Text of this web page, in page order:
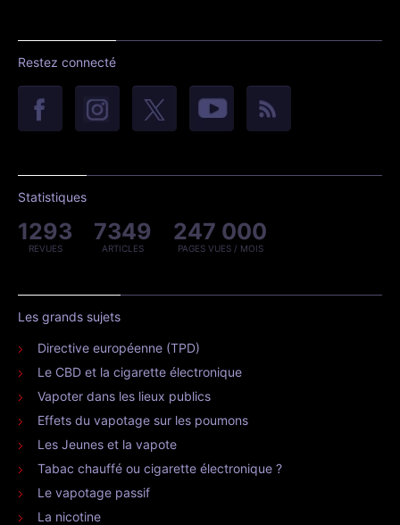
Restez connecté
Statistiques
1293
REVUES
7349
ARTICLES
247 000
PAGES VUES / MOIS
Les grands sujets
Directive européenne (TPD)
Le CBD et la cigarette électronique
Vapoter dans les lieux publics
Effets du vapotage sur les poumons
Les Jeunes et la vapote
Tabac chauffé ou cigarette électronique ?
Le vapotage passif
La nicotine